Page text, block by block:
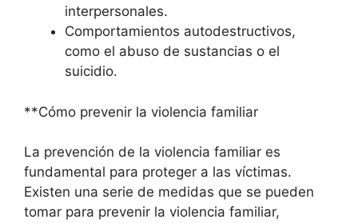
interpersonales.
Comportamientos autodestructivos,
como el abuso de sustancias o el
suicidio.
**Cómo prevenir la violencia familiar
La prevención de la violencia familiar es
fundamental para proteger a las víctimas.
Existen una serie de medidas que se pueden
tomar para prevenir la violencia familiar,